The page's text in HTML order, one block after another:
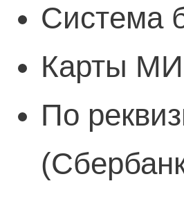
Система
Карты
По